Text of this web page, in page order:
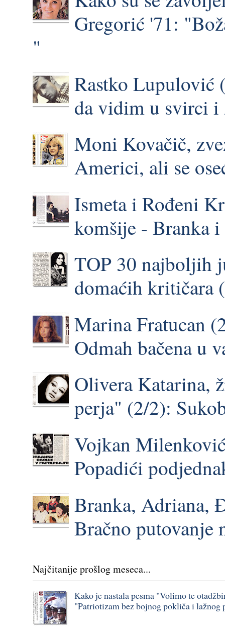
Gregorić '71:
"
Rastko Lupulović
da vidim u svirci i
Moni Kovačič,
Americi, ali se
Ismeta i Rođeni
komšije - Branka
TOP 30 najboljih
domaćih kritičara
Marina Fratucan
Odmah bačena u
Olivera Katarina,
perja" (2/2):
Vojkan
Popadići
Branka, Adriana,
Bračno putovanje
Najčitanije prošlog meseca...
Kako je nastala pesma "Volimo te
"Patriotizam bez bojnog pokliča i lažnog